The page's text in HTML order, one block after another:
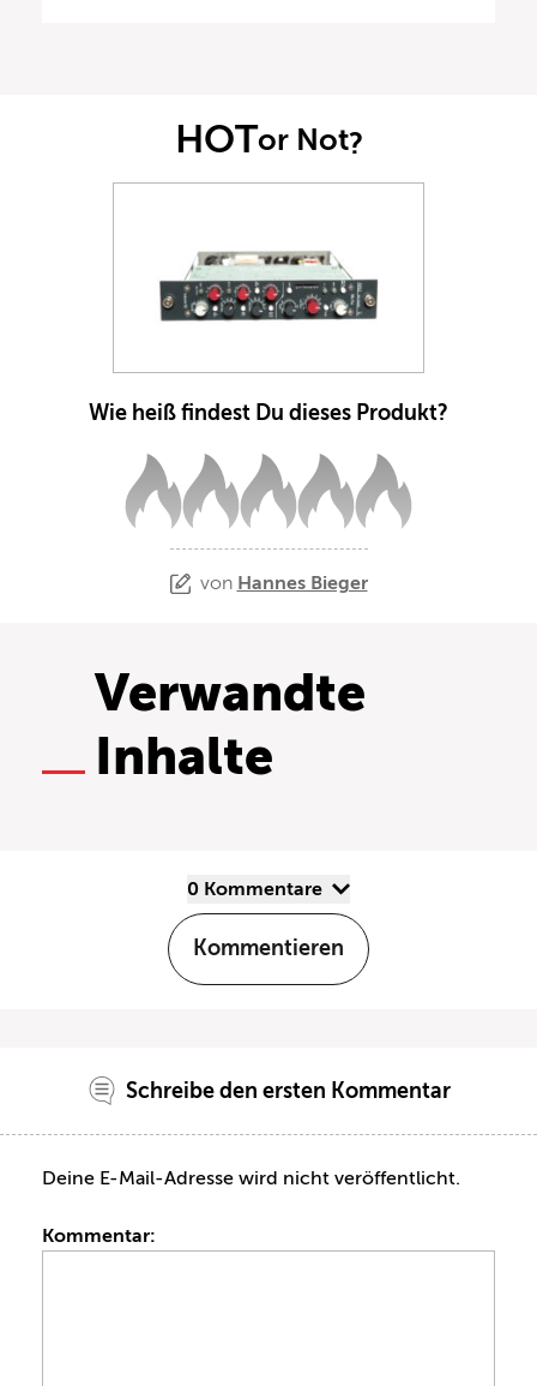
HOTor Not?
Wie heiß findest Du dieses Produkt?
von Hannes Bieger
Verwandte
Inhalte
0 Kommentare
Kommentieren
Schreibe den ersten Kommentar
Deine E-Mail-Adresse wird nicht veröffentlicht.
Kommentar: